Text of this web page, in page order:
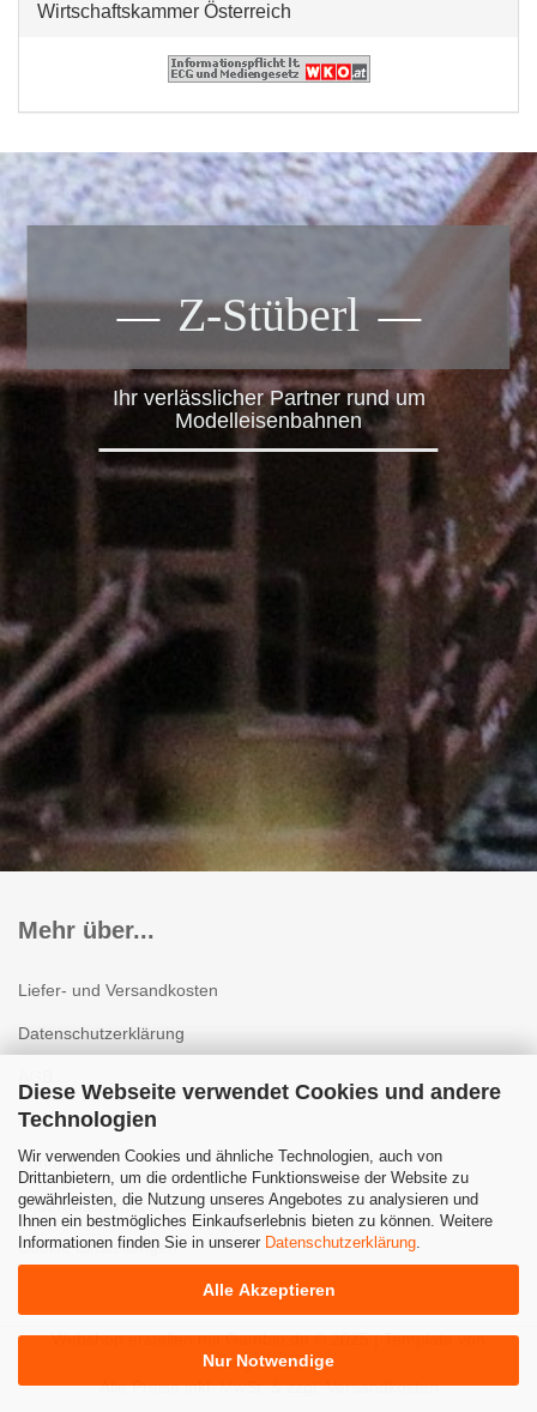
Diese Webseite verwendet Cookies und andere
Technologien
Wir verwenden Cookies und ähnliche Technologien, auch von
Drittanbietern, um die ordentliche Funktionsweise der Website zu
gewährleisten, die Nutzung unseres Angebotes zu analysieren und
Ihnen ein bestmögliches Einkaufserlebnis bieten zu können. Weitere
Informationen finden Sie in unserer Datenschutzerklärung
Alle Akzeptieren
Nur Notwendige
Wirtschaftskammer Österreich
Z-Stüberl
Ihr verlässlicher Partner rund um
Modelleisenbahnen
Mehr über...
Liefer- und Versandkosten
Datenschutzerklärung
Impressum
Kontakt
Widerrufsrecht & Muster-Widerrufsformular
Cookie Einstellungen
Webshop erstellenmit Gambio.de © 2025 | Template von
JungCreative.
Alle Preise inkl. MwSt. & zzgl. Versandkosten